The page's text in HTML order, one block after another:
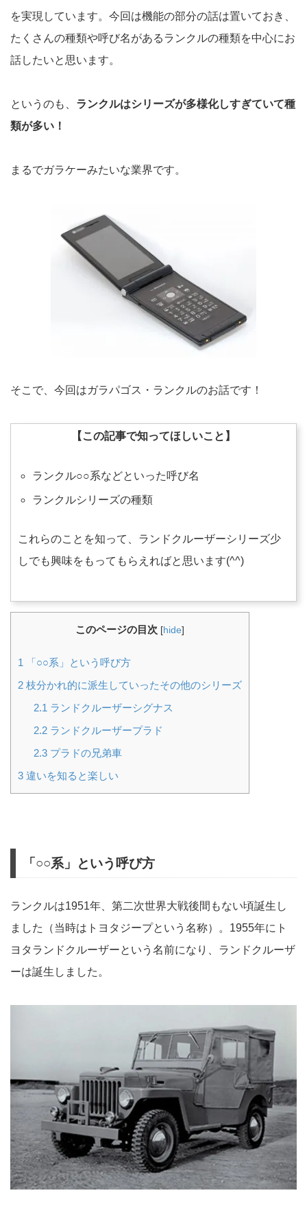
を実現しています。今回は機能の部分の話は置いておき、
たくさんの種類や呼び名があるランクルの種類を中心にお
話したいと思います。
というのも、 ランクルはシリーズが多様化しすぎていて種
類が多い！
まるでガラケーみたいな業界です。
そこで、今回はガラパゴス・ランクルのお話です！
【この記事で知ってほしいこと】
ランクル○○系などといった呼び名
ランクルシリーズの種類
これらのことを知って、ランドクルーザーシリーズ少
しでも興味をもってもらえればと思います(^^)
このページの目次 [hide]
1 「○○系」という呼び方
2 枝分かれ的に派生していったその他のシリーズ
2.1 ランドクルーザーシグナス
2.2ランドクルーザープラド
2.3プラドの兄弟車
3 違いを知ると楽しい
「○○系」という呼び方
ランクルは1951年、第二次世界大戦後間もない頃誕生し
ました（当時はトヨタジープという名称）。1955年にト
ヨタランドクルーザーという名前になり、ランドクルーザ
ーは誕生しました。